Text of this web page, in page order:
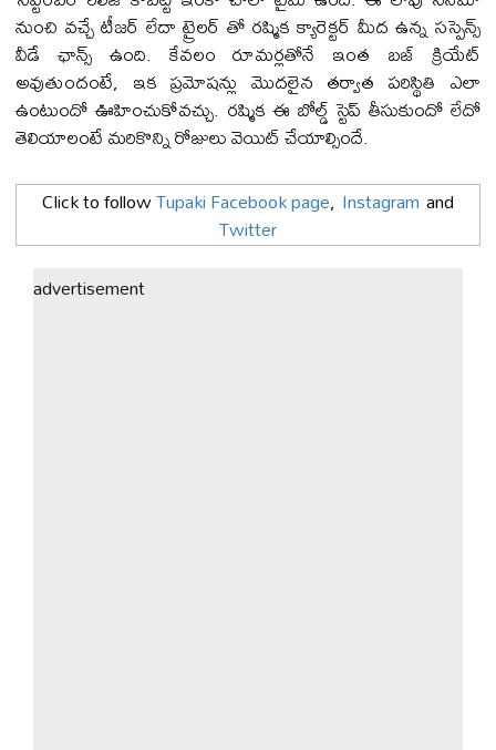
నుంచి వచ్చే టీజర్ లేదా ట్రైలర్ తో రష్మిక క్యారెక్టర్ మీద ఉన్న సస్పెన్స్
వీడే ఛాన్స్ ఉంది. కేవలం రూమర్లతోనే ఇంత బజ్ క్రియేట్
అవుతుందంటే, ఇక ప్రమోషన్లు మొదలైన తర్వాత పరిస్థితి ఎలా
ఉంటుందో ఊహించుకోవచ్చు. రష్మిక ఈ బోల్డ్ స్టెప్ తీసుకుందో లేదో
తెలియాలంటే మరికొన్ని రోజులు వెయిట్ చేయాల్సిందే.
Click to followTupaki Facebook page, Instagram and
Twitter
advertisement